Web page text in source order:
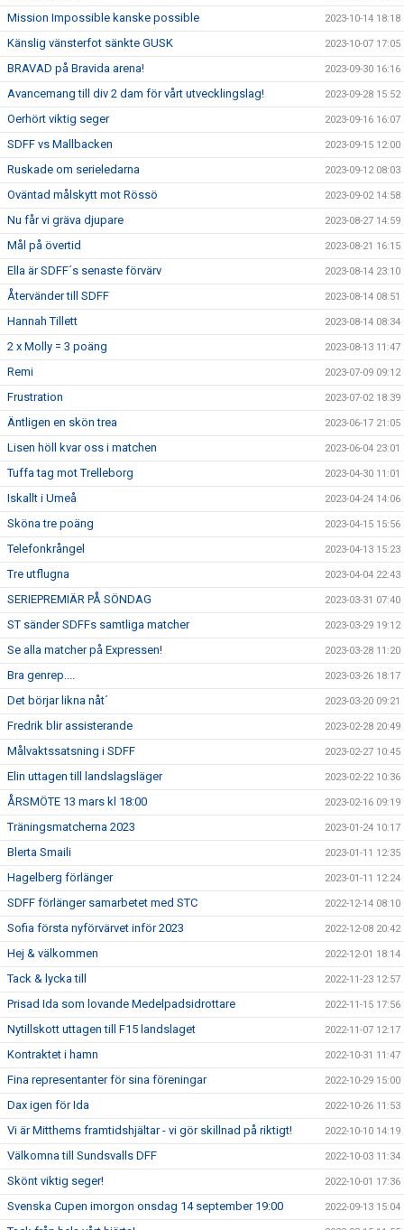
Mission Impossible kanske possible 2023-10-14 18:18
Känslig vänsterfot sänkte GUSK 2023-10-07 17:05
BRAVAD på Bravida arena! 2023-09-30 16:16
Avancemang till div 2 dam för vårt utvecklingslag! 2023-09-28 15:52
Oerhört viktig seger 2023-09-16 16:07
SDFF vs Mallbacken 2023-09-15 12:00
Ruskade om serieledarna 2023-09-12 08:03
Oväntad målskytt mot Rössö 2023-09-02 14:58
Nu får vi gräva djupare 2023-08-27 14:59
Mål på övertid 2023-08-21 16:15
Ella är SDFF´s senaste förvärv 2023-08-14 23:10
Återvänder till SDFF 2023-08-14 08:51
Hannah Tillett 2023-08-14 08:34
2 x Molly = 3 poäng 2023-08-13 11:47
Remi 2023-07-09 09:12
Frustration 2023-07-02 18:39
Äntligen en skön trea 2023-06-17 21:05
Lisen höll kvar oss i matchen 2023-06-04 23:01
Tuffa tag mot Trelleborg 2023-04-30 11:01
Iskallt i Umeå 2023-04-24 14:06
Sköna tre poäng 2023-04-15 15:56
Telefonkrångel 2023-04-13 15:23
Tre utflugna 2023-04-04 22:43
SERIEPREMIÄR PÅ SÖNDAG 2023-03-31 07:40
ST sänder SDFFs samtliga matcher 2023-03-29 19:12
Se alla matcher på Expressen! 2023-03-28 11:20
Bra genrep.... 2023-03-26 18:17
Det börjar likna nåt´ 2023-03-20 09:21
Fredrik blir assisterande 2023-02-28 20:49
Målvaktssatsning i SDFF 2023-02-27 10:45
Elin uttagen till landslagsläger 2023-02-22 10:36
ÅRSMÖTE 13 mars kl 18:00 2023-02-16 09:19
Träningsmatcherna 2023 2023-01-24 10:17
Blerta Smaili 2023-01-11 12:35
Hagelberg förlänger 2023-01-11 12:24
SDFF förlänger samarbetet med STC 2022-12-14 08:10
Sofia första nyförvärvet inför 2023 2022-12-08 20:42
Hej & välkommen 2022-12-01 18:14
Tack & lycka till 2022-11-23 12:57
Prisad Ida som lovande Medelpadsidrottare 2022-11-15 17:56
Nytillskott uttagen till F15 landslaget 2022-11-07 12:17
Kontraktet i hamn 2022-10-31 11:47
Fina representanter för sina föreningar 2022-10-29 15:00
Dax igen för Ida 2022-10-26 11:53
Vi är Mitthems framtidshjältar - vi gör skillnad på riktigt! 2022-10-10 14:19
Välkomna till Sundsvalls DFF 2022-10-03 11:34
Skönt viktig seger! 2022-10-01 17:36
Svenska Cupen imorgon onsdag 14 september 19:00 2022-09-13 15:04